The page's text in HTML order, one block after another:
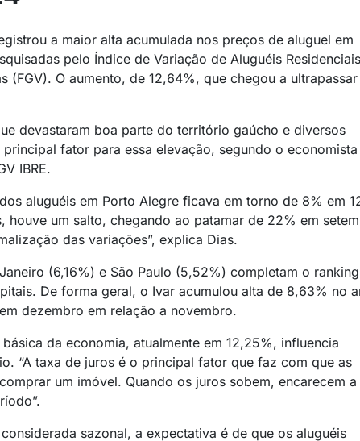
a maior alta acumulada nos preços de aluguel em
pelo Índice de Variação de Aluguéis Residenciais
(FGV). O aumento, de 12,64%, que chegou a
devastaram boa parte do território gaúcho e diversos
fator para essa elevação, segundo o economista
IBRE.
aluguéis em Porto Alegre ficava em torno de 8% em
houve um salto, chegando ao patamar de 22% em
das variações”, explica Dias.
(6,16%) e São Paulo (5,52%) completam o
De forma geral, o Ivar acumulou alta de 8,63% no
dezembro em relação a novembro.
da economia, atualmente em 12,25%, influencia
“A taxa de juros é o principal fator que faz com que as
um imóvel. Quando os juros sobem, encarecem a
sazonal, a expectativa é de que os aluguéis